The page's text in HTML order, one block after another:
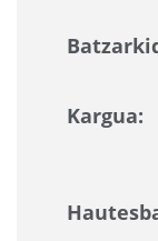
Kargua: